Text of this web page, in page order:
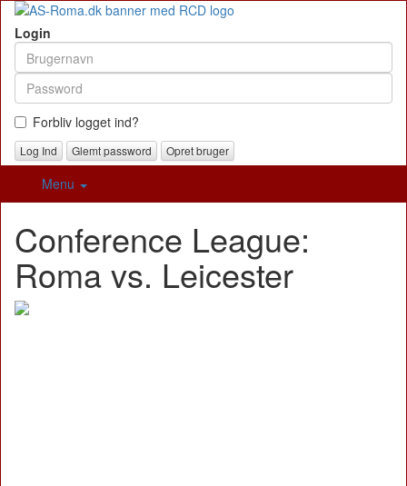
Login
Forbliv logget ind?
Glemt password Opret bruger
Menu
Conference League:
Roma vs. Leicester